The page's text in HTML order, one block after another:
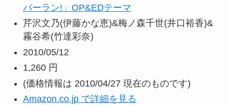
バーラン!」OP&EDテーマ
芹沢文乃(伊藤かな恵)&梅ノ森千世(井口裕香)&
霧谷希(竹達彩奈)
2010/05/12
1,260 円
(価格情報は 2010/04/27 現在のものです)
Amazon.co.jp で詳細を見る